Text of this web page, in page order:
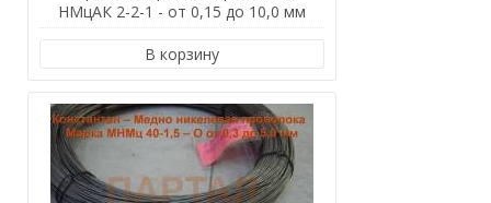
НМцАК 2-2-1 - от 0,15 до 10,0 мм
В корзину